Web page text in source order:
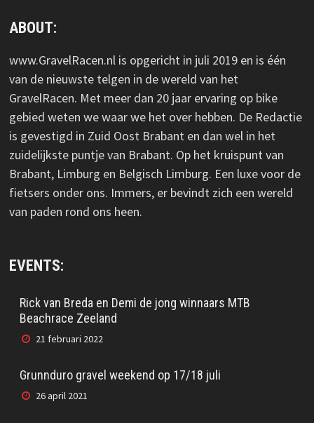
ABOUT:
www.GravelRacen.nl is opgericht in juli 2019 en is één
van de nieuwste telgen in de wereld van het
GravelRacen. Met meer dan 20 jaar ervaring op bike
gebied weten we waar we het over hebben. De Redactie
is gevestigd in Zuid Oost Brabant en dan wel in het
zuidelijkste puntje van Brabant. Op het kruispunt van
Brabant, Limburg en Belgisch Limburg. Een luxe voor de
fietsers onder ons. Immers, er bevindt zich een wereld
van paden rond ons heen.
EVENTS:
Rick van Breda en Demi de jong winnaars MTB
Beachrace Zeeland
21 februari 2022
Grunnduro gravel weekend op 17/18 juli
26 april 2021